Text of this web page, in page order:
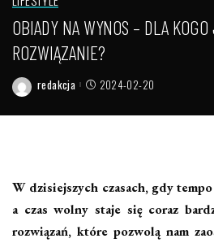
OBIADY NA WYNOS – DLA
ROZWIĄZANIE?
Posted
redakcja 2024-02-20
W dzisiejszych czasach, gdy
a czas wolny staje się coraz
rozwiązań, które pozwolą nam